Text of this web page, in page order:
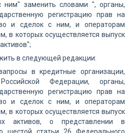
заменить словами ", органы,
регистрацию прав на
и сделок с ним, и операторам
в которых осуществляется выпуск
в следующей редакции:
в кредитные организации,
Федерации, органы,
регистрацию прав на
и сделок с ним, и операторам
в которых осуществляется выпуск
активов, о представлении в